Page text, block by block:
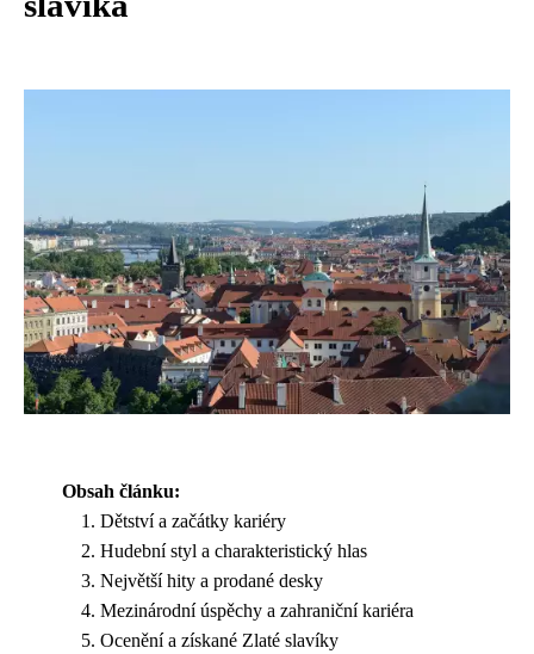
Obsah článku:
Dětství a začátky kariéry
Hudební styl a charakteristický hlas
Největší hity a prodané desky
Mezinárodní úspěchy a zahraniční kariéra
Ocenění a získané Zlaté slavíky